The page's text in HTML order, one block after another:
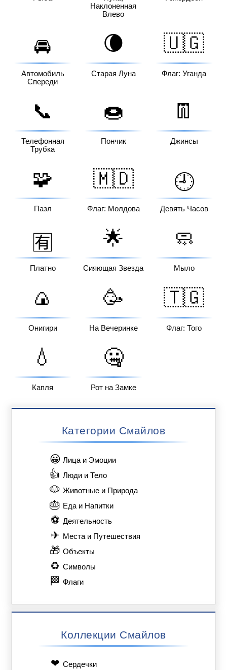
Наклоненная
Влево
🚘
Автомобиль
Спереди
🌘
Старая Луна
🇺🇬
Флаг: Уганда
📞
Телефонная
Трубка
🍩
Пончик
👖
Джинсы
🧩
Пазл
🇲🇩
Флаг: Молдова
🕘
Девять Часов
🈶
Платно
🌟
Сияющая Звезда
🧼
Мыло
🍙
Онигири
🥳
На Вечеринке
🇹🇬
Флаг: Того
💧
Капля
🤐
Рот на Замке
Категории Смайлов
😀 Лица и Эмоции
👍 Люди и Тело
🐶 Животные и Природа
🎂 Еда и Напитки
⚽ Деятельность
✈ Места и Путешествия
🎁 Объекты
♻ Символы
🏁 Флаги
Коллекции Смайлов
❤ Сердечки